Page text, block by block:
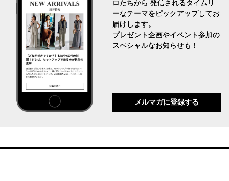
ロたちから 発信されるタイムリ
ーなテーマをピックアップしてお
届けします。
プレゼント企画やイベント参加の
スペシャルなお知らせも！
メルマガに登録する